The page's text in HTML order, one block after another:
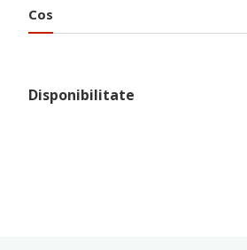
Cos
Disponibilitate